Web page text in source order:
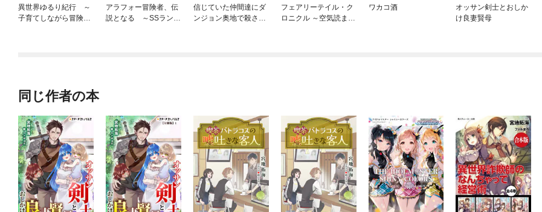
異世界ゆるり紀行 ～
子育てしながら冒険者
アラフォー冒険者、伝
説となる ～SSランク
信じていた仲間達にダ
ンジョン奥地で殺され
フェアリーテイル・ク
ロニクル ～空気読まな
ワカコ酒
オッサン剣士とおしか
け良妻賢母
同じ作者の本